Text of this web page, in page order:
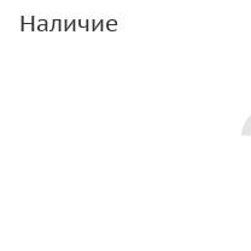
Наличие